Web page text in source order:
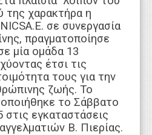
της χαρακτήρα η
σε συνεργασία
πραγματοποίησε
μία ομάδα 13
έτσι τις
τους για την
ζωής. Το
το Σάββατο
στις εγκαταστάσεις
Β. Πιερίας.